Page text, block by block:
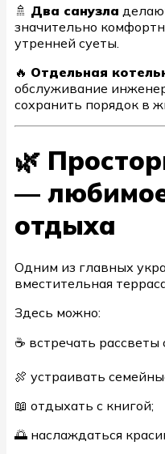
🚿 Два санузла
значительно
утренней суеты.
🔥 Отдельная
обслуживание
сохранить порядок в
🌿
—
отдыха
Одним из главных
вместительная
Здесь можно:
☕ встречать
🍖 устраивать
📖 отдыхать с книгой;
🌅 наслаждаться